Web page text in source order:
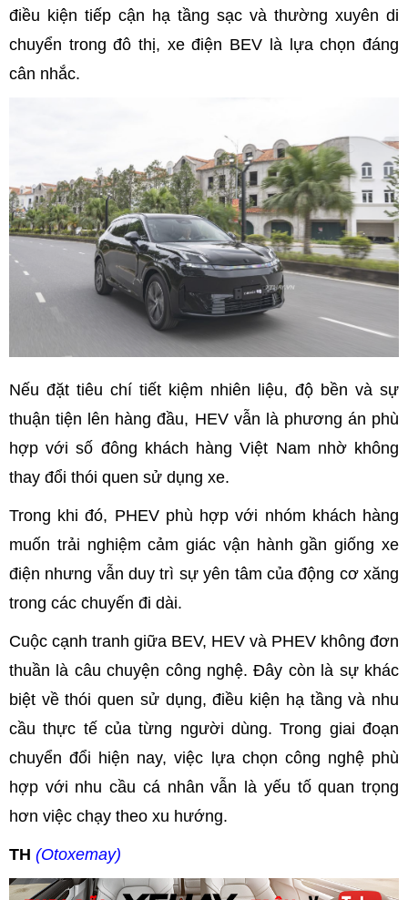
điều kiện tiếp cận hạ tầng sạc và thường xuyên di
chuyển trong đô thị, xe điện BEV là lựa chọn đáng
cân nhắc.
Nếu đặt tiêu chí tiết kiệm nhiên liệu, độ bền và sự
thuận tiện lên hàng đầu, HEV vẫn là phương án phù
hợp với số đông khách hàng Việt Nam nhờ không
thay đổi thói quen sử dụng xe.
Trong khi đó, PHEV phù hợp với nhóm khách hàng
muốn trải nghiệm cảm giác vận hành gần giống xe
điện nhưng vẫn duy trì sự yên tâm của động cơ xăng
trong các chuyến đi dài.
Cuộc cạnh tranh giữa BEV, HEV và PHEV không đơn
thuần là câu chuyện công nghệ. Đây còn là sự khác
biệt về thói quen sử dụng, điều kiện hạ tầng và nhu
cầu thực tế của từng người dùng. Trong giai đoạn
chuyển đổi hiện nay, việc lựa chọn công nghệ phù
hợp với nhu cầu cá nhân vẫn là yếu tố quan trọng
hơn việc chạy theo xu hướng.
TH (Otoxemay)